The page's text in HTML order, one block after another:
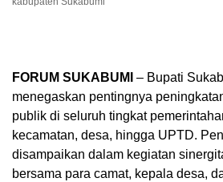
FORUM SUKABUMI – Bupati
menegaskan pentingnya
publik di seluruh tingkat
kecamatan, desa, hingga UPTD.
disampaikan dalam kegiatan
bersama para camat, kepala desa,